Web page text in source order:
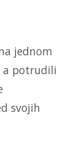
jednom
a potrudili
svojih